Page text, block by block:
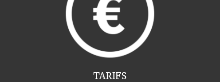
TARIFS